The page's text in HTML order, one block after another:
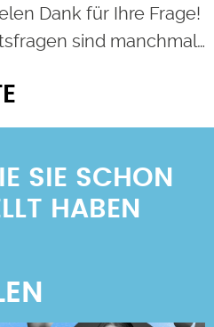
Dank für Ihre Frage!
sind manchmal…
SIE SCHON
HABEN